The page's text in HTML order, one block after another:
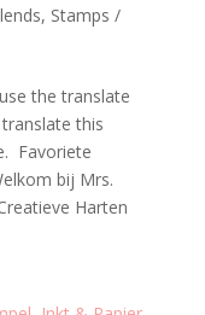
, Stamps /
the translate
this
Favoriete
bij Mrs.
Harten